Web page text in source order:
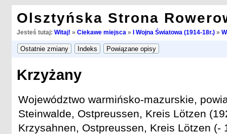
Olsztyńska Strona
Jesteś tutaj: Witaj! » Ciekawe miejsca » I Wojna Światowa (1914-18r.)»
Krzyżany
Województwo warmińsko-mazurskie,
Steinwalde, Ostpreussen, Kreis Lötzen
Krzysahnen, Ostpreussen, Kreis Lötzen (-